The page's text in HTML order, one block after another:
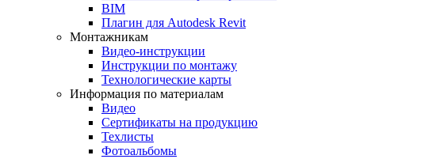
BIM
Плагин для Autodesk Revit
Монтажникам
Видео-инструкции
Инструкции по монтажу
Технологические карты
Информация по материалам
Видео
Сертификаты на продукцию
Техлисты
Фотоальбомы